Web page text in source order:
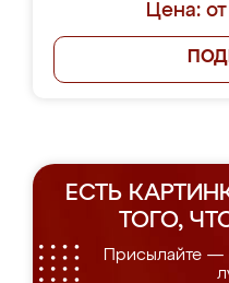
Цена:
ЕСТЬ
ТОГО,
Присылайте —